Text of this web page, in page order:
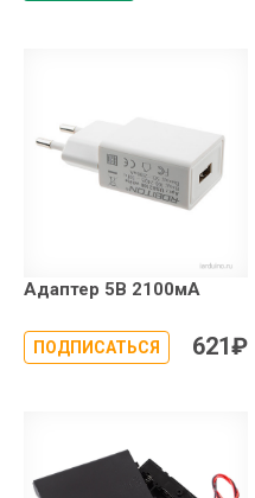
Адаптер 5В 2100мА
ПОДПИСАТЬСЯ 621₽